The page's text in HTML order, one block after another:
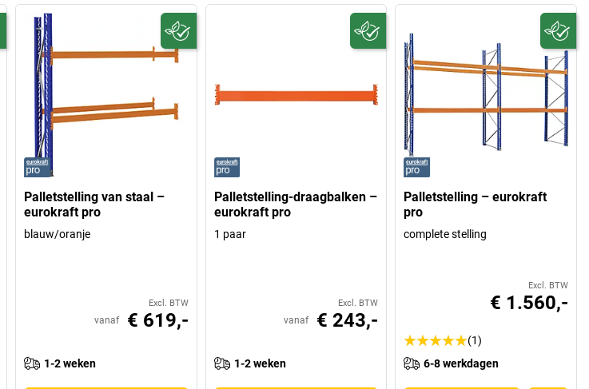
Palletstelling van staal –
eurokraft pro
blauw/oranje
Excl. BTW
vanaf € 619,-
1-2 weken
Palletstelling-draagbalken –
eurokraft pro
1 paar
Excl. BTW
vanaf € 243,-
1-2 weken
Palletstelling – eurokraft
pro
complete stelling
Excl. BTW
€ 1.560,-
(1)
6-8 werkdagen